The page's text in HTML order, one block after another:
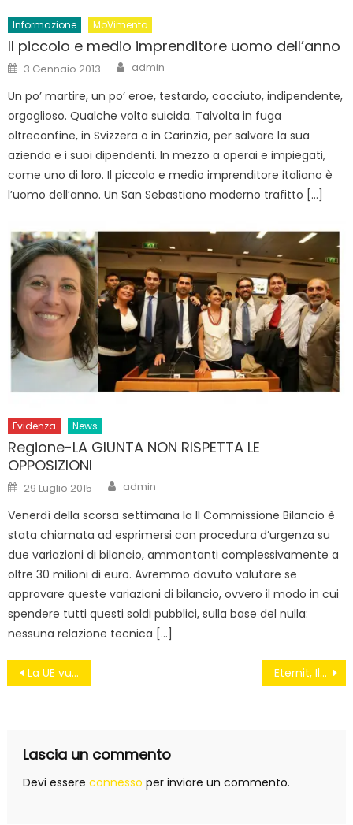
Informazione MoVimento
Il piccolo e medio imprenditore uomo dell’anno
Posted
on
3 Gennaio 2013 Author
admin
Un po’ martire, un po’ eroe, testardo, cocciuto, indipendente,
orgoglioso. Qualche volta suicida. Talvolta in fuga
oltreconfine, in Svizzera o in Carinzia, per salvare la sua
azienda e i suoi dipendenti. In mezzo a operai e impiegati,
come uno di loro. Il piccolo e medio imprenditore italiano è
l’uomo dell’anno. Un San Sebastiano moderno trafitto […]
Evidenza News
Regione-LA GIUNTA NON RISPETTA LE
OPPOSIZIONI
Posted
on
29 Luglio 2015 Author
admin
Venerdì della scorsa settimana la II Commissione Bilancio è
stata chiamata ad esprimersi con procedura d’urgenza su
due variazioni di bilancio, ammontanti complessivamente a
oltre 30 milioni di euro. Avremmo dovuto valutare se
approvare queste variazioni di bilancio, ovvero il modo in cui
spendere tutti questi soldi pubblici, sulla base del nulla:
nessuna relazione tecnica […]
Navigazione
La UE vuole più disoccupazione in Italia #fuoridalleuro Eternit, Il Pd Dica Alle Vittime Che Non Vuole Le Bonifiche
Lascia un commento
Devi essere connesso per inviare un commento.